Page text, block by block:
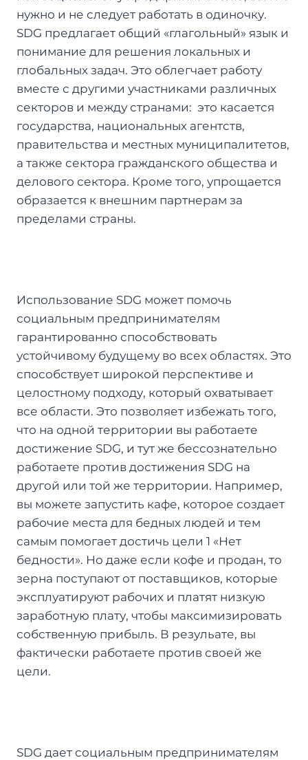
нужно и не следует работать в одиночку.
SDG предлагает общий «глагольный» язык и
понимание для решения локальных и
глобальных задач. Это облегчает работу
вместе с другими участниками различных
секторов и между странами: это касается
государства, национальных агентств,
правительства и местных муниципалитетов,
а также сектора гражданского общества и
делового сектора. Кроме того, упрощается
образается к внешним партнерам за
пределами страны.
Использование SDG может помочь
социальным предпринимателям
гарантированно способствовать
устойчивому будущему во всех областях. Это
способствует широкой перспективе и
целостному подходу, который охватывает
все области. Это позволяет избежать того,
что на одной территории вы работаете
достижение SDG, и тут же бессознательно
работаете против достижения SDG на
другой или той же территории. Например,
вы можете запустить кафе, которое создает
рабочие места для бедных людей и тем
самым помогает достичь цели 1 «Нет
бедности». Но даже если кофе и продан, то
зерна поступают от поставщиков, которые
эксплуатируют рабочих и платят низкую
заработную плату, чтобы максимизировать
собственную прибыль. В резульате, вы
фактически работаете против своей же
цели.
SDG дает социальным предпринимателям